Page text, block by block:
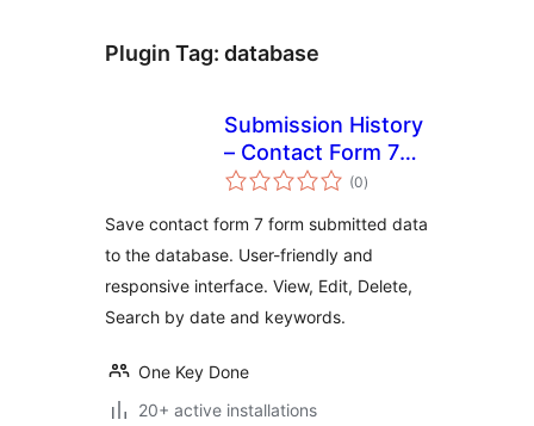
Plugin Tag: database
Submission History
– Contact Form 7
Addon
(0total
ratings
)
Save contact form 7 form submitted data
to the database. User-friendly and
responsive interface. View, Edit, Delete,
Search by date and keywords.
One Key Done
20+ active installations